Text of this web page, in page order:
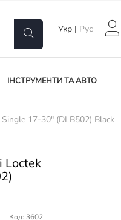
Укр | Рус
ІНСТРУМЕНТИ ТА АВТО
17-30" (DLB502) Black
Loctek
Код: 3602